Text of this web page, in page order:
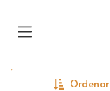
Ordenar